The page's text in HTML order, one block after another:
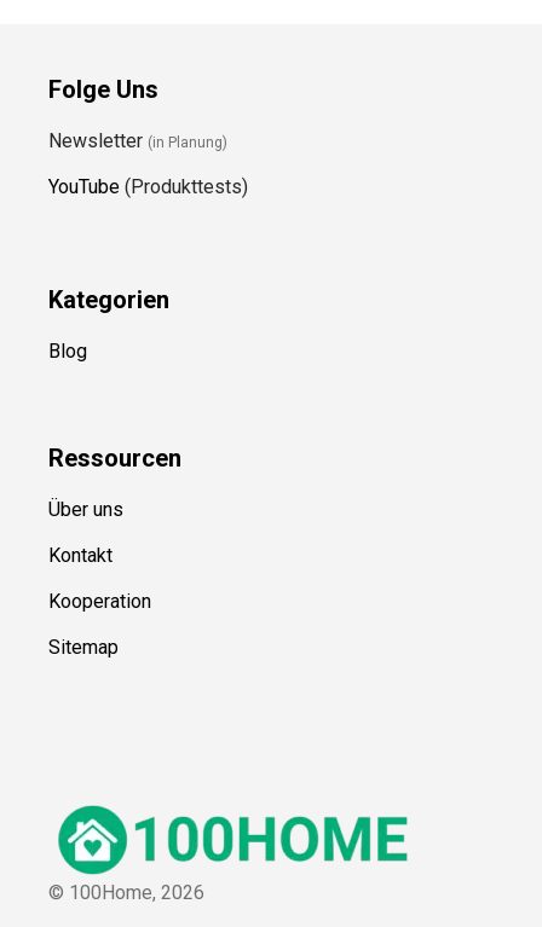
Folge Uns
Newsletter (in Planung)
YouTube (Produkttests)
Kategorien
Blog
Ressourcen
Über uns
Kontakt
Kooperation
Sitemap
© 100Home, 2026